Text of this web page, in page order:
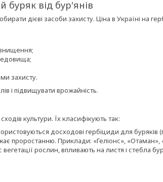
від бур'янів
дієві засоби захисту. Ціна в Україні на
захисту.
і підвищувати врожайність.
культури. Їх класифікують так:
досходові гербіциди для буряків
проростанню. Приклади: «Геліонс», «Отаман»,
рослин, впливають на листя і стебла